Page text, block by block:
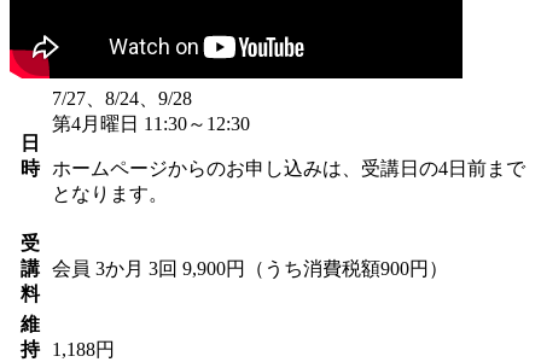
日
時
7/27、8/24、9/28
第4月曜日 11:30～12:30
ホームページからのお申し込みは、受講日の4日前まで
となります。
受
講
料
会員 3か月 3回 9,900円（うち消費税額900円）
維
持
1,188円